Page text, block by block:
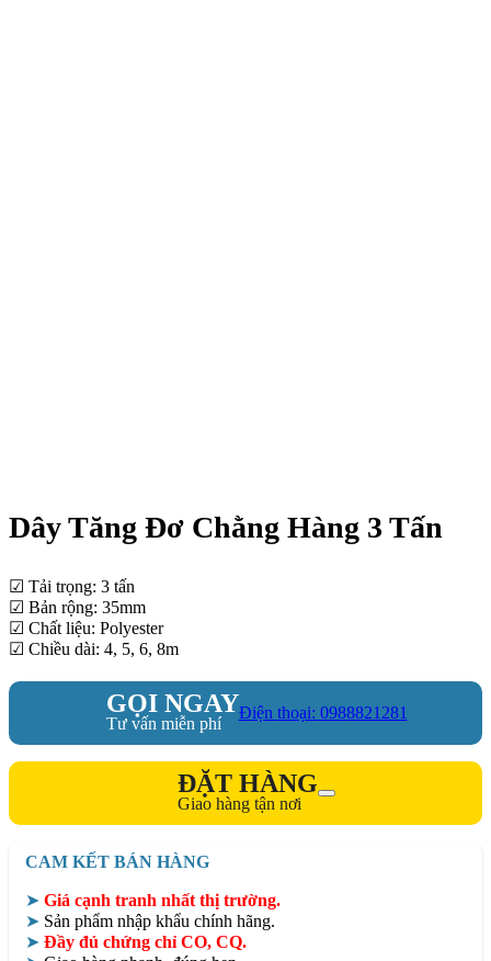
Dây Tăng Đơ Chằng Hàng 3 Tấn
☑ Tải trọng: 3 tấn
☑ Bản rộng: 35mm
☑ Chất liệu: Polyester
☑ Chiều dài: 4, 5, 6, 8m
GỌI NGAY
Tư vấn miễn phí
Điện thoại: 0988821281
ĐẶT HÀNG
Giao hàng tận nơi
CAM KẾT BÁN HÀNG
➤ Giá cạnh tranh nhất thị trường.
➤ Sản phẩm nhập khẩu chính hãng.
➤ Đầy đủ chứng chỉ CO, CQ.